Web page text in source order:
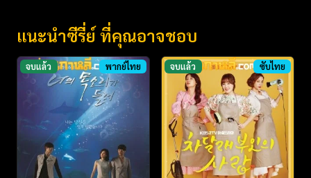
แนะนำซีรี่ย์ ที่คุณอาจชอบ
จบแล้ว พากย์ไทย จบแล้ว ซับไทย